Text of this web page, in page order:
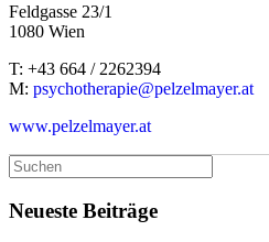
Feldgasse 23/1
1080 Wien
T: +43 664 / 2262394
M: psychotherapie@pelzelmayer.at
www.pelzelmayer.at
Suche
nach:
Neueste Beiträge